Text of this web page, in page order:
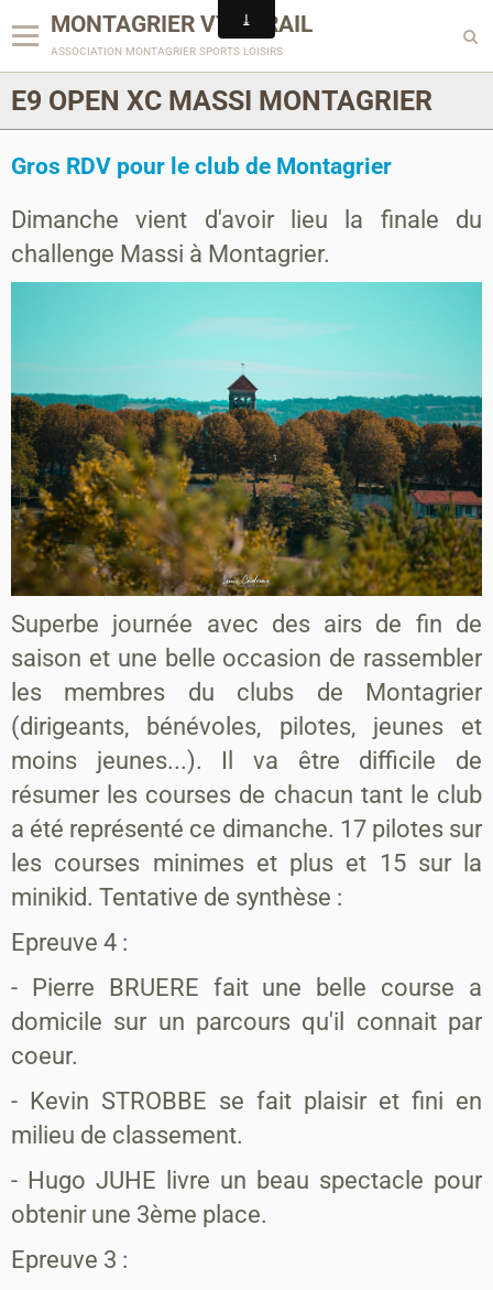
MONTAGRIER VTT-TRAIL
association montagrier sports loisirs
E9 OPEN XC MASSI MONTAGRIER
Gros RDV pour le club de Montagrier
Dimanche vient d'avoir lieu la finale du
challenge Massi à Montagrier.
Superbe journée avec des airs de fin de
saison et une belle occasion de rassembler
les membres du clubs de Montagrier
(dirigeants, bénévoles, pilotes, jeunes et
moins jeunes...). Il va être difficile de
résumer les courses de chacun tant le club
a été représenté ce dimanche. 17 pilotes sur
les courses minimes et plus et 15 sur la
minikid. Tentative de synthèse :
Epreuve 4 :
- Pierre BRUERE fait une belle course a
domicile sur un parcours qu'il connait par
coeur.
- Kevin STROBBE se fait plaisir et fini en
milieu de classement.
- Hugo JUHE livre un beau spectacle pour
obtenir une 3ème place.
Epreuve 3 :